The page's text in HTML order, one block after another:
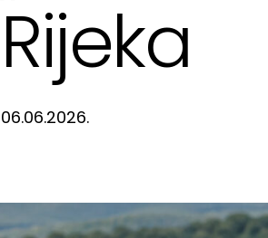
Rijeka
06.06.2026.